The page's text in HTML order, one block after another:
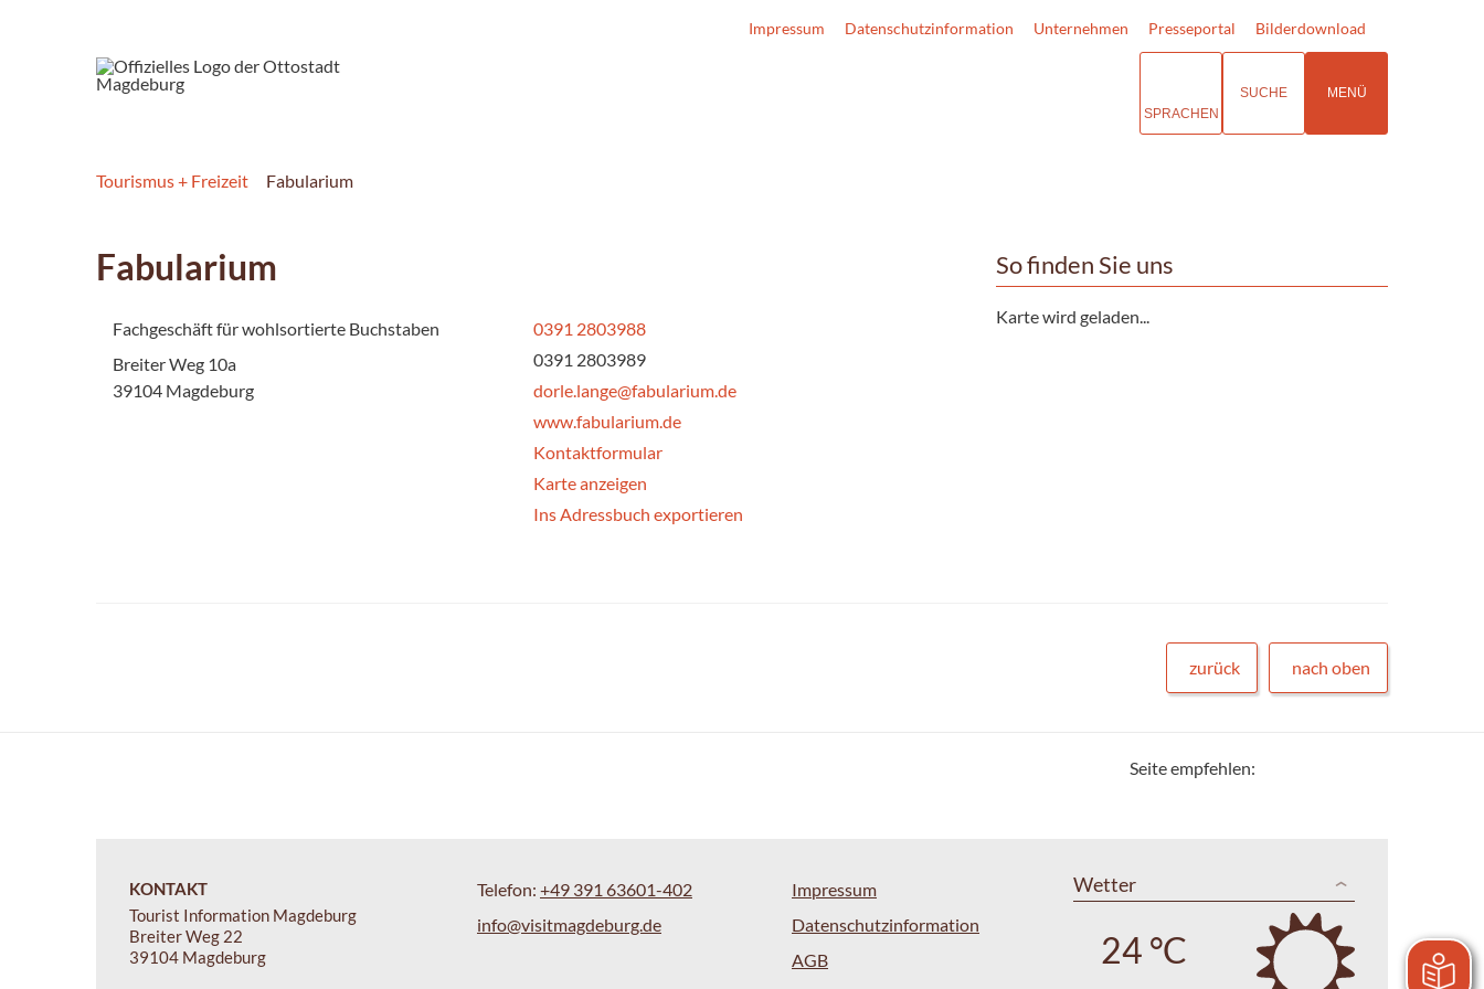
Impressum Datenschutzinformation Unternehmen Presseportal Bilderdownload
SPRACHEN
SUCHE MENÜ
Tourismus + Freizeit Fabularium
Fabularium
Fachgeschäft für wohlsortierte Buchstaben
Breiter Weg 10a
39104 Magdeburg
0391 2803988
0391 2803989
dorle.lange@fabularium.de
www.fabularium.de
Kontaktformular
Karte anzeigen
Ins Adressbuch exportieren
So finden Sie uns
Karte wird geladen...
zurück nach oben
Seite empfehlen:
KONTAKT
Tourist Information Magdeburg
Breiter Weg 22
39104 Magdeburg
Telefon: +49 391 63601-402
info@visitmagdeburg.de
Impressum
Datenschutzinformation
AGB
Wetter
24 °C